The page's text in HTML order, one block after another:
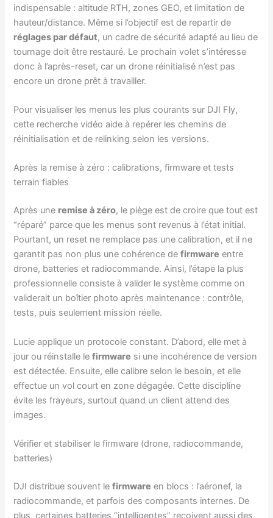
indispensable : altitude RTH, zones GEO, et limitation de
hauteur/distance. Même si l’objectif est de repartir de
réglages par défaut, un cadre de sécurité adapté au lieu de
tournage doit être restauré. Le prochain volet s’intéresse
donc à l’après-reset, car un drone réinitialisé n’est pas
encore un drone prêt à travailler.
Pour visualiser les menus les plus courants sur DJI Fly,
cette recherche vidéo aide à repérer les chemins de
réinitialisation et de relinking selon les versions.
Après la remise à zéro : calibrations, firmware et tests
terrain fiables
Après une remise à zéro, le piège est de croire que tout est
“réparé” parce que les menus sont revenus à l’état initial.
Pourtant, un reset ne remplace pas une calibration, et il ne
garantit pas non plus une cohérence defirmware entre
drone, batteries et radiocommande. Ainsi, l’étape la plus
professionnelle consiste à valider le système comme on
validerait un boîtier photo après maintenance : contrôle,
tests, puis seulement mission réelle.
Lucie applique un protocole constant. D’abord, elle met à
jour ou réinstalle lefirmware si une incohérence de version
est détectée. Ensuite, elle calibre selon le besoin, et elle
effectue un vol court en zone dégagée. Cette discipline
évite les frayeurs, surtout quand un client attend des
images.
Vérifier et stabiliser le firmware (drone, radiocommande,
batteries)
DJI distribue souvent lefirmware en blocs : l’aéronef, la
radiocommande, et parfois des composants internes. De
plus, certaines batteries “intelligentes” reçoivent aussi des